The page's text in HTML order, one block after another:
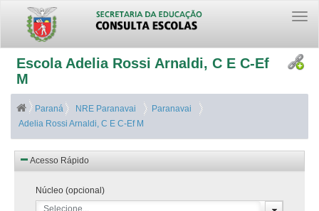
Escola Adelia Rossi Arnaldi, C E C-Ef
M
Paraná NRE Paranavai
Paranavai
Adelia Rossi Arnaldi, C E C-Ef M
Acesso Rápido
Núcleo (opcional)
Selecione...